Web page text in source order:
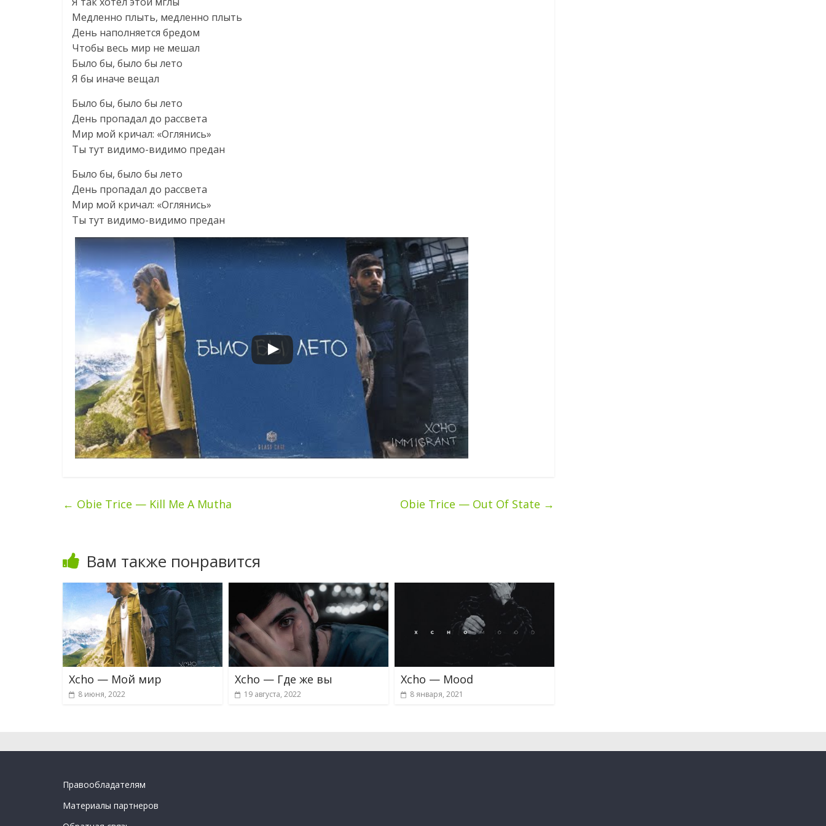
Медленно плыть, медленно плыть
День наполняется бредом
Чтобы весь мир не мешал
Было бы, было бы лето
Я бы иначе вещал
Было бы, было бы лето
День пропадал до рассвета
Мир мой кричал: «Оглянись»
Ты тут видимо-видимо предан
Было бы, было бы лето
День пропадал до рассвета
Мир мой кричал: «Оглянись»
Ты тут видимо-видимо предан
← Obie Trice — Kill Me A Mutha Obie Trice — Out Of State →
Вам также понравится
Xcho — Мой мир
8 июня, 2022
Xcho — Где же вы
19 августа, 2022
Xcho — Mood
8 января, 2021
Правообладателям
Материалы партнеров